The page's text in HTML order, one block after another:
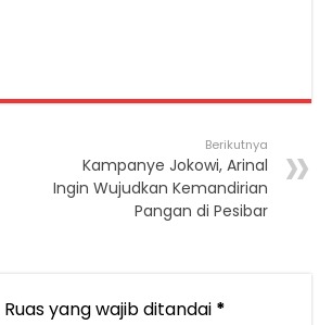
Berikutnya
Kampanye Jokowi, Arinal
Ingin Wujudkan Kemandirian
Pangan di Pesibar
Ruas yang wajib ditandai *